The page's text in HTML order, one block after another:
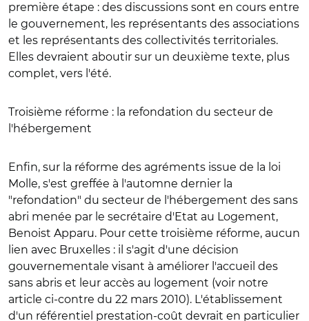
première étape : des discussions sont en cours entre
le gouvernement, les représentants des associations
et les représentants des collectivités territoriales.
Elles devraient aboutir sur un deuxième texte, plus
complet, vers l'été.
Troisième réforme : la refondation du secteur de
l'hébergement
Enfin, sur la réforme des agréments issue de la loi
Molle, s'est greffée à l'automne dernier la
"refondation" du secteur de l'hébergement des sans
abri menée par le secrétaire d'Etat au Logement,
Benoist Apparu. Pour cette troisième réforme, aucun
lien avec Bruxelles : il s'agit d'une décision
gouvernementale visant à améliorer l'accueil des
sans abris et leur accès au logement (voir notre
article ci-contre du 22 mars 2010). L'établissement
d'un référentiel prestation-coût devrait en particulier